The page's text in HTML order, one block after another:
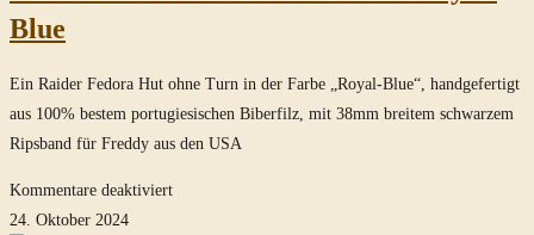
Blue
Ein Raider Fedora Hut ohne Turn in der Farbe „Royal-Blue“, handgefertigt
aus 100% bestem portugiesischen Biberfilz, mit 38mm breitem schwarzem
Ripsband für Freddy aus den USA
Kommentare deaktiviertfür
24. Oktober 2024